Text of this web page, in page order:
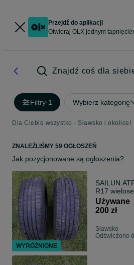
Przejdź do aplikacji
Otwieraj OLX jednym
Znajdź coś dla
Filtry·1 Wybierz kategorię
Dla Ciebie wszystko - Sławsko i okolice!
ZNALEŹLIŚMY 59 OGŁOSZEŃ
Jak pozycjonowane są ogłoszenia?
SAILUN
R17
Używane
200 zł
Sławsko
Odświeżono
WYRÓŻNIONE